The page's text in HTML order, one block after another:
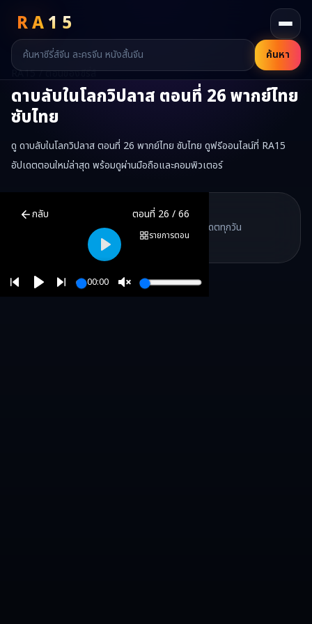
RA15
ค้นหา
RA15 / ตอนของซีรี่ส์
ดาบลับในโลกวิปลาส ตอนที่ 26พากย์ไทย
ซับไทย
ดู ดาบลับในโลกวิปลาส ตอนที่ 26 พากย์ไทย ซับไทย ดูฟรีออนไลน์ที่ RA15
อัปเดตตอนใหม่ล่าสุด พร้อมดูผ่านมือถือและคอมพิวเตอร์
กลับ ตอนที่ 26 /66
รายการตอน
00:00
Play
ดาบ
RA15 เป็นเว็บไซต์ดูซีรี่ส์จีนออนไลน์ฟรี ที่รวบรวมหนังจีน ละครจีน มิ
RA15 Drama
RA15 Drama
รวมซีรี่ส์จีน ละครสั้น หนังแนวตั้ง พากย์ไทย อัปเดตทุกวัน
RA15 Drama